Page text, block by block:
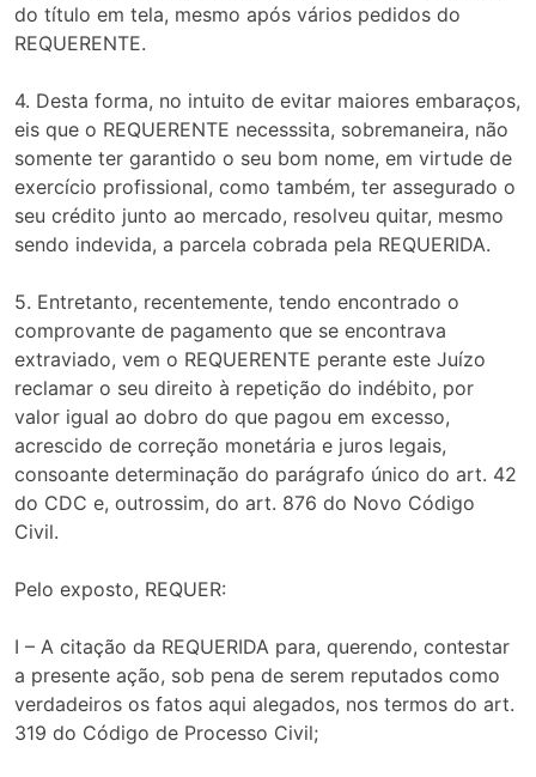
do título em tela, mesmo após vários pedidos do
REQUERENTE.
4. Desta forma, no intuito de evitar maiores embaraços,
eis que o REQUERENTE necesssita, sobremaneira, não
somente ter garantido o seu bom nome, em virtude de
exercício profissional, como também, ter assegurado o
seu crédito junto ao mercado, resolveu quitar, mesmo
sendo indevida, a parcela cobrada pela REQUERIDA.
5. Entretanto, recentemente, tendo encontrado o
comprovante de pagamento que se encontrava
extraviado, vem o REQUERENTE perante este Juízo
reclamar o seu direito à repetição do indébito, por
valor igual ao dobro do que pagou em excesso,
acrescido de correção monetária e juros legais,
consoante determinação do parágrafo único do art. 42
do CDC e, outrossim, do art. 876 do Novo Código
Civil.
Pelo exposto, REQUER:
I – A citação da REQUERIDA para, querendo, contestar
a presente ação, sob pena de serem reputados como
verdadeiros os fatos aqui alegados, nos termos do art.
319 do Código de Processo Civil;